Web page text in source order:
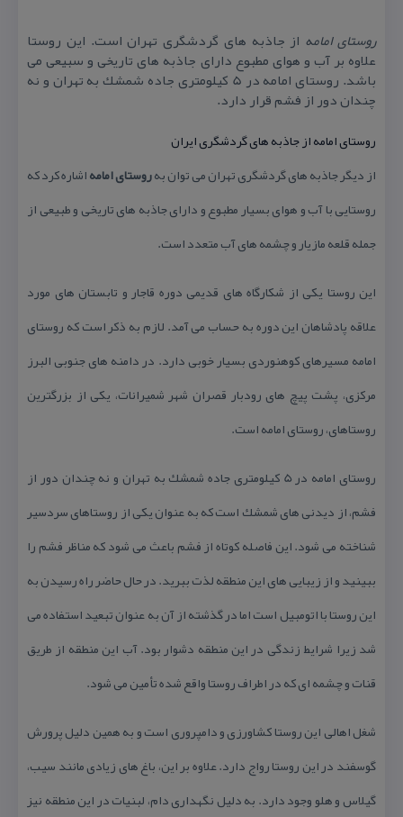
روستای امامه از جاذبه های گردشگری تهران است. این روستا
علاوه بر آب و هوای مطبوع دارای جاذبه های تاریخی و سبیعی می
باشد. روستای امامه در 5 كیلومتری جاده شمشك به تهران و نه
چندان دور از فشم قرار دارد.
روستای امامه از جاذبه های گردشگری ایران
از دیگر جاذبه های گردشگری تهران می توان بهروستای امامهاشاره كرد كه
روستایی با آب و هوای بسیار مطبوع و دارای جاذبه های تاریخی و طبیعی از
جمله قلعه مازیار و چشمه های آب متعدد است.
این روستا یكی از شكارگاه های قدیمی دوره قاجار و تابستان های مورد
علاقه پادشاهان این دوره به حساب می آمد. لازم به ذكر است كه روستای
امامه مسیرهای كوهنوردی بسیار خوبی دارد. در دامنه های جنوبی البرز
مركزی، پشت پیچ های رودبار قصران شهر شمیرانات، یكی از بزرگترین
روستاهای، روستای امامه است.
روستای امامه در 5 كیلومتری جاده شمشك به تهران و نه چندان دور از
فشم، از دیدنی های شمشك است كه به عنوان یكی از روستاهای سردسیر
شناخته می شود. این فاصله كوتاه از فشم باعث می شود كه مناظر فشم را
ببینید و از زیبایی های این منطقه لذت ببرید. در حال حاضر راه رسیدن به
این روستا با اتومبیل است اما در گذشته از آن به عنوان تبعید استفاده می
شد زیرا شرایط زندگی در این منطقه دشوار بود. آب این منطقه از طریق
قنات و چشمه ای كه در اطراف روستا واقع شده تأمین می شود.
شغل اهالی این روستا كشاورزی و دامپروری است و به همین دلیل پرورش
گوسفند در این روستا رواج دارد. علاوه بر این، باغ های زیادی مانند سیب،
گیلاس و هلو وجود دارد. به دلیل نگهداری دام، لبنیات در این منطقه نیز